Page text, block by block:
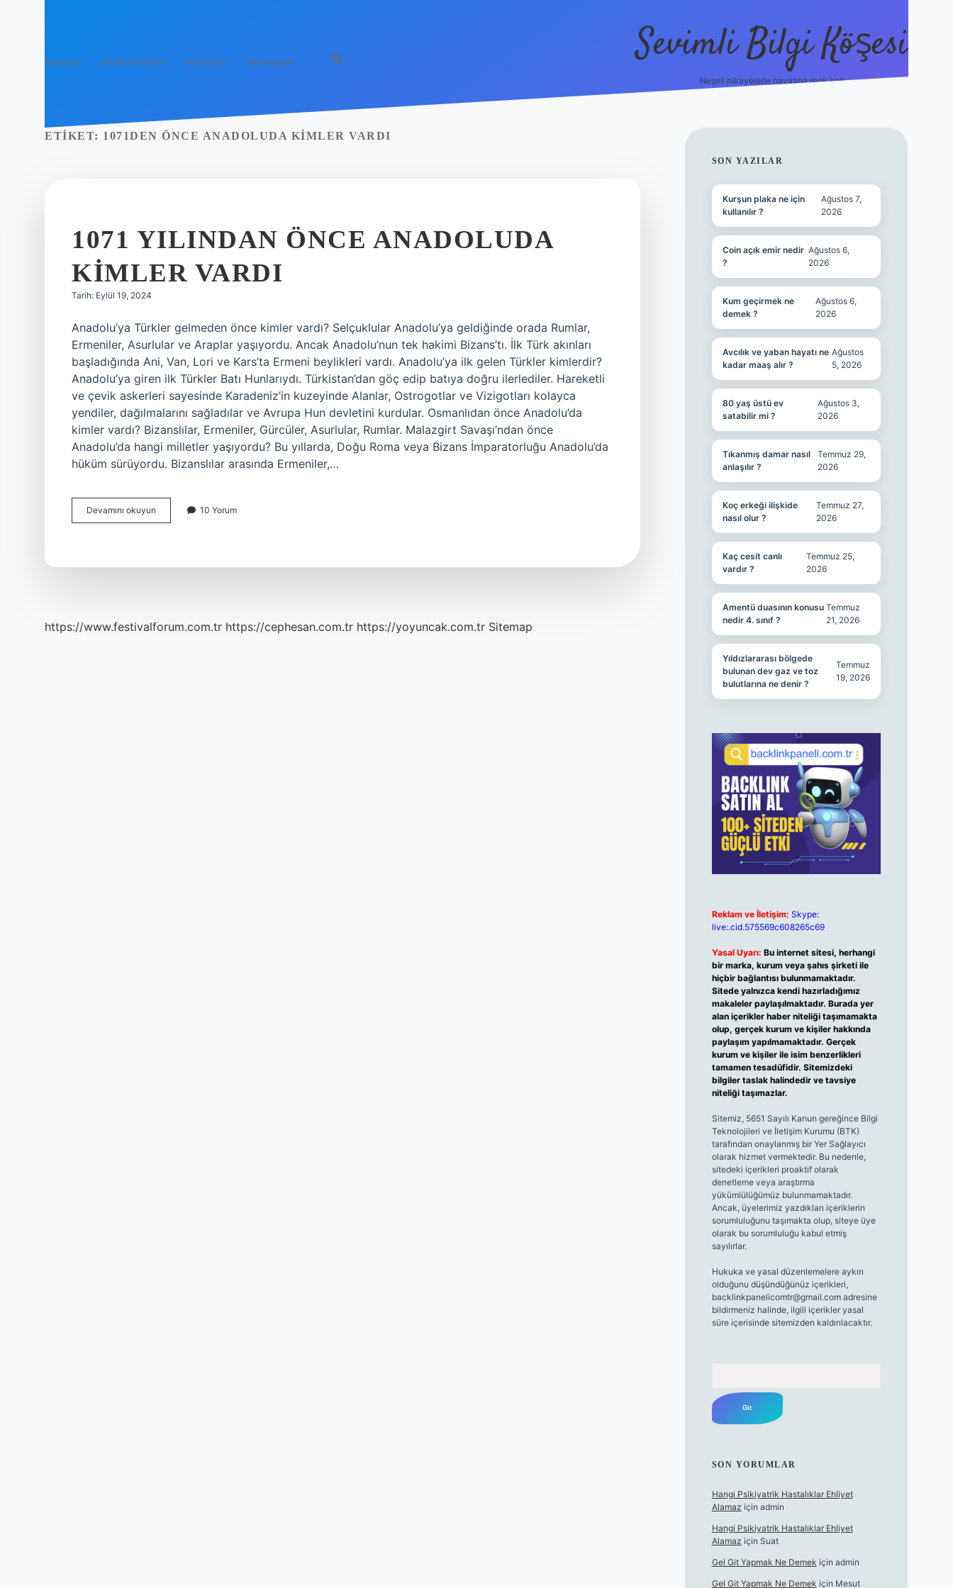
Anasayfa Gizlilik Politikası Yasal Uyarı Hakkımızda Sevimli Bilgi Köşesi
Neşeli hikayelerle hayatına renk kat!
ETIKET: 1071DEN ÖNCE ANADOLUDA KIMLER VARDI
1071 YILINDAN ÖNCE ANADOLUDA
KIMLER VARDI
Tarih: Eylül 19, 2024
Anadolu’ya Türkler gelmeden önce kimler vardı? Selçuklular Anadolu’ya geldiğinde orada Rumlar,
Ermeniler, Asurlular ve Araplar yaşıyordu. Ancak Anadolu’nun tek hakimi Bizans’tı. İlk Türk akınları
başladığında Ani, Van, Lori ve Kars’ta Ermeni beylikleri vardı. Anadolu’ya ilk gelen Türkler kimlerdir?
Anadolu’ya giren ilk Türkler Batı Hunlarıydı. Türkistan’dan göç edip batıya doğru ilerlediler. Hareketli
ve çevik askerleri sayesinde Karadeniz’in kuzeyinde Alanlar, Ostrogotlar ve Vizigotları kolayca
yendiler, dağılmalarını sağladılar ve Avrupa Hun devletini kurdular. Osmanlıdan önce Anadolu’da
kimler vardı? Bizanslılar, Ermeniler, Gürcüler, Asurlular, Rumlar. Malazgirt Savaşı’ndan önce
Anadolu’da hangi milletler yaşıyordu? Bu yıllarda, Doğu Roma veya Bizans İmparatorluğu Anadolu’da
hüküm sürüyordu. Bizanslılar arasında Ermeniler,…
Devamını okuyun
Yılından
10 Yorum
https://www.festivalforum.com.tr https://cephesan.com.tr https://yoyuncak.com.tr Sitemap
SIDEBAR
SON YAZILAR
Kurşun plaka ne için
kullanılır ?
Ağustos 7,
2026
Coin açık emir nedir
?
Ağustos 6,
2026
Kum geçirmek ne
demek ?
Ağustos 6,
2026
Avcılık ve yaban hayatı ne
kadar maaş alır ?
Ağustos
5, 2026
80 yaş üstü ev
satabilir mi ?
Ağustos 3,
2026
Tıkanmış damar nasıl
anlaşılır ?
Temmuz 29,
2026
Koç erkeği ilişkide
nasıl olur ?
Temmuz 27,
2026
Kaç cesit canlı
vardır ?
Temmuz 25,
2026
Amentü duasının konusu
nedir 4. sınıf ?
Temmuz
21, 2026
Yıldızlararası bölgede
bulunan dev gaz ve toz
bulutlarına ne denir ?
Temmuz
19, 2026
Reklam ve İletişim: Skype:
live:.cid.575569c608265c69
Yasal Uyarı: Bu internet sitesi, herhangi
bir marka, kurum veya şahıs şirketi ile
hiçbir bağlantısı bulunmamaktadır.
Sitede yalnızca kendi hazırladığımız
makaleler paylaşılmaktadır. Burada yer
alan içerikler haber niteliği taşımamakta
olup, gerçek kurum ve kişiler hakkında
paylaşım yapılmamaktadır. Gerçek
kurum ve kişiler ile isim benzerlikleri
tamamen tesadüfidir. Sitemizdeki
bilgiler taslak halindedir ve tavsiye
niteliği taşımazlar.
Sitemiz, 5651 Sayılı Kanun gereğince Bilgi
Teknolojileri ve İletişim Kurumu (BTK)
tarafından onaylanmış bir Yer Sağlayıcı
olarak hizmet vermektedir. Bu nedenle,
sitedeki içerikleri proaktif olarak
denetleme veya araştırma
yükümlülüğümüz bulunmamaktadır.
Ancak, üyelerimiz yazdıkları içeriklerin
sorumluluğunu taşımakta olup, siteye üye
olarak bu sorumluluğu kabul etmiş
sayılırlar.
Hukuka ve yasal düzenlemelere aykırı
olduğunu düşündüğünüz içerikleri,
backlinkpanelicomtr@gmail.comadresine
bildirmeniz halinde, ilgili içerikler yasal
süre içerisinde sitemizden kaldırılacaktır.
SON YORUMLAR
Hangi Psikiyatrik Hastalıklar Ehliyet
Alamaz için admin
Hangi Psikiyatrik Hastalıklar Ehliyet
Alamaz için Suat
Gel Git Yapmak Ne Demek için admin
Gel Git Yapmak Ne Demek için Mesut
hiltonbet güncel